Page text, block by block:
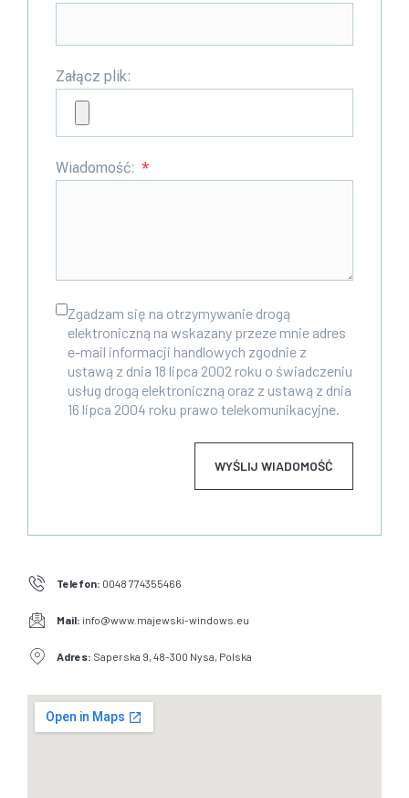
Załącz plik:
Wiadomość:
Zgadzam się na otrzymywanie drogą
elektroniczną na wskazany przeze mnie adres
e-mail informacji handlowych zgodnie z
ustawą z dnia 18 lipca 2002 roku o świadczeniu
usług drogą elektroniczną oraz z ustawą z dnia
16 lipca 2004 roku prawo telekomunikacyjne.
WYŚLIJ WIADOMOŚĆ
Telefon: 0048 774355466
Mail: info@www.majewski-windows.eu
Adres: Saperska 9, 48-300 Nysa, Polska